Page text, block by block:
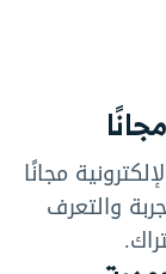
مجانًا
والتعرف